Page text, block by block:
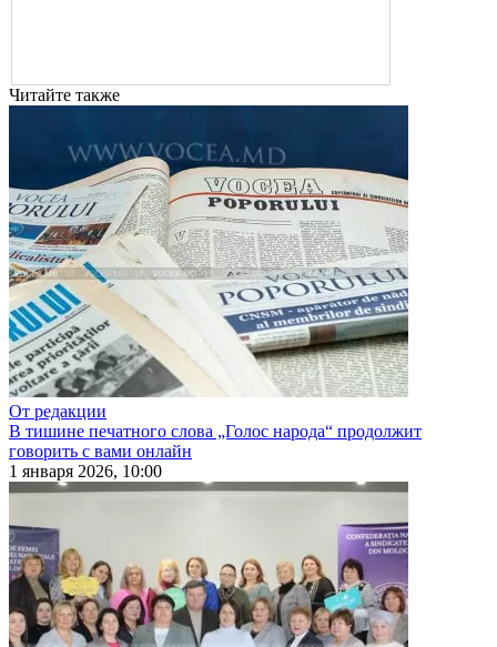
Читайте также
От редакции
В тишине печатного слова „Голос народа“ продолжит
говорить с вами онлайн
1 января 2026, 10:00